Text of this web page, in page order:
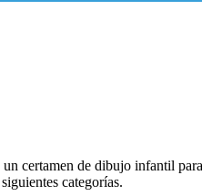
certamen de dibujo infantil
categorías.